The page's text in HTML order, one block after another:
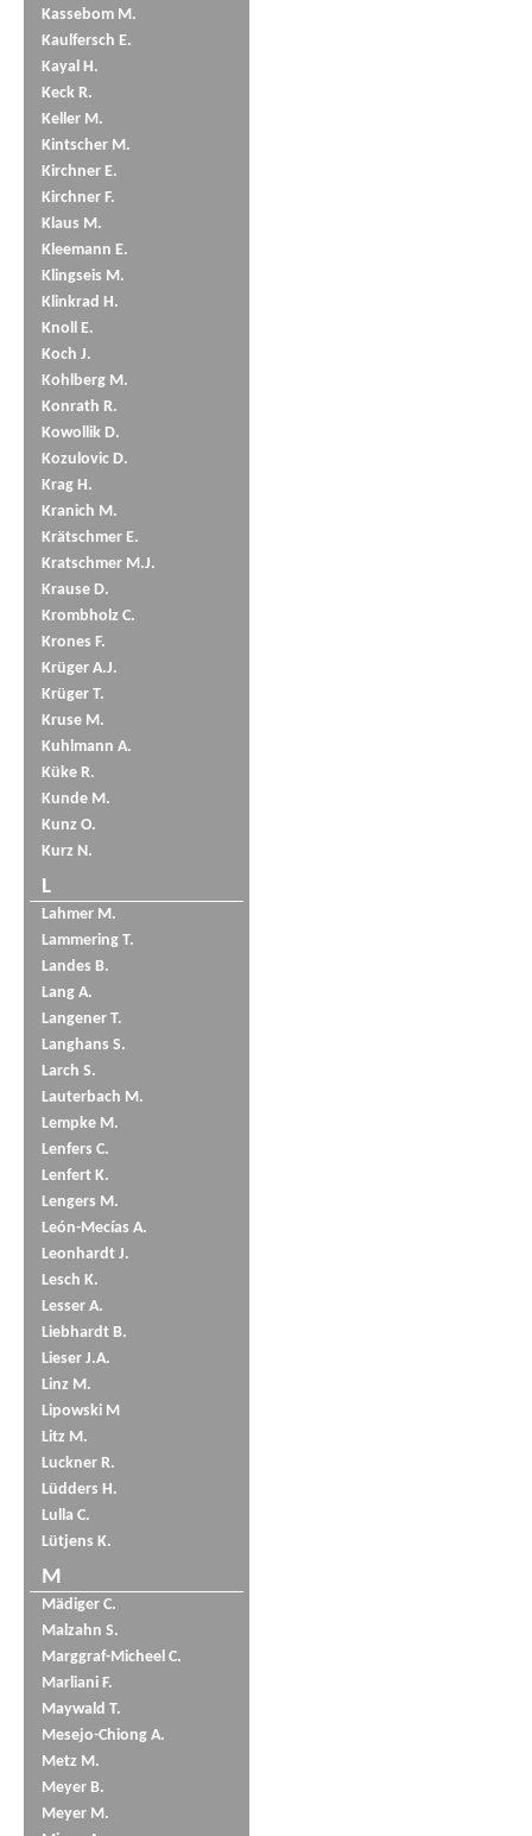
Kassebom M.
Kaulfersch E.
Kayal H.
Keck R.
Keller M.
Kintscher M.
Kirchner E.
Kirchner F.
Klaus M.
Kleemann E.
Klingseis M.
Klinkrad H.
Knoll E.
Koch J.
Kohlberg M.
Konrath R.
Kowollik D.
Kozulovic D.
Krag H.
Kranich M.
Krätschmer E.
Kratschmer M.J.
Krause D.
Krombholz C.
Krones F.
Krüger A.J.
Krüger T.
Kruse M.
Kuhlmann A.
Küke R.
Kunde M.
Kunz O.
Kurz N.
L
Lahmer M.
Lammering T.
Landes B.
Lang A.
Langener T.
Langhans S.
Larch S.
Lauterbach M.
Lempke M.
Lenfers C.
Lenfert K.
Lengers M.
León-Mecías A.
Leonhardt J.
Lesch K.
Lesser A.
Liebhardt B.
Lieser J.A.
Linz M.
Lipowski M
Litz M.
Luckner R.
Lüdders H.
Lulla C.
Lütjens K.
M
Mädiger C.
Malzahn S.
Marggraf-Micheel C.
Marliani F.
Maywald T.
Mesejo-Chiong A.
Metz M.
Meyer B.
Meyer M.